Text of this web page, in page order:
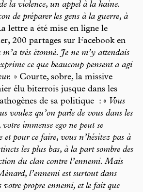
la violence, un appel à la haine.
de préparer les gens à la guerre, à
lettre a été mise en ligne le
200 partages sur Facebook en
m’a très étonné. Je ne m’y attendais
ce que beaucoup pensent a agi
» Courte, sobre, la missive
élu biterrois jusque dans les
de sa politique : « Vous
voulez qu’on parle de vous dans les
immense ego ne peut se
et pour ce faire, vous n’hésitez pas à
les plus bas, à la part sombre des
du clan contre l’ennemi. Mais
l’ennemi est surtout dans
votre propre ennemi, et le fait que